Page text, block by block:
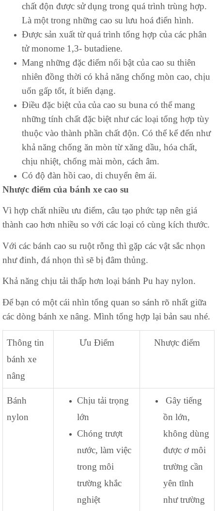
chất độn được sử dụng trong quá trình trùng hợp.
Là một trong những cao su lưu hoá điển hình.
Được sản xuất từ quá trình tổng hợp của các phân
tử monome 1,3- butadiene.
Mang những đặc điểm nổi bật của cao su thiên
nhiên đồng thời có khả năng chống mòn cao, chịu
uốn gấp tốt, ít biến dạng.
Điều đặc biệt của của cao su buna có thể mang
những tính chất đặc biệt như các loại tổng hợp tùy
thuộc vào thành phần chất độn. Có thể kể đến như
khả năng chống ăn mòn từ xăng dầu, hóa chất,
chịu nhiệt, chống mài mòn, cách âm.
Có độ đàn hồi cao, di chuyển êm ái.
Nhược điểm của bánh xe cao su
Vì hợp chất nhiều ưu điểm, câu tạo phức tạp nên giá
thành cao hơn nhiều so với các loại có cùng kích thước.
Với các bánh cao su ruột rỗng thì gặp các vật sắc nhọn
như đinh, đá nhọn thì sẽ bị đâm thủng.
Khả năng chịu tải thấp hơn loại bánh Pu hay nylon.
Để bạn có một cái nhìn tổng quan so sánh rõ nhất giữa
các dòng bánh xe nâng. Mình tổng hợp lại bản sau nhé.
Thông tin
bánh xe
nâng
Ưu Điểm Nhược điểm
Bánh
nylon
Chịu tải trọng
lớn
Chóng trượt
nước, làm việc
trong môi
trường khắc
nghiệt
Gây tiếng
ồn lớn,
không dùng
được ơ môi
trường cần
yên tĩnh
như trường